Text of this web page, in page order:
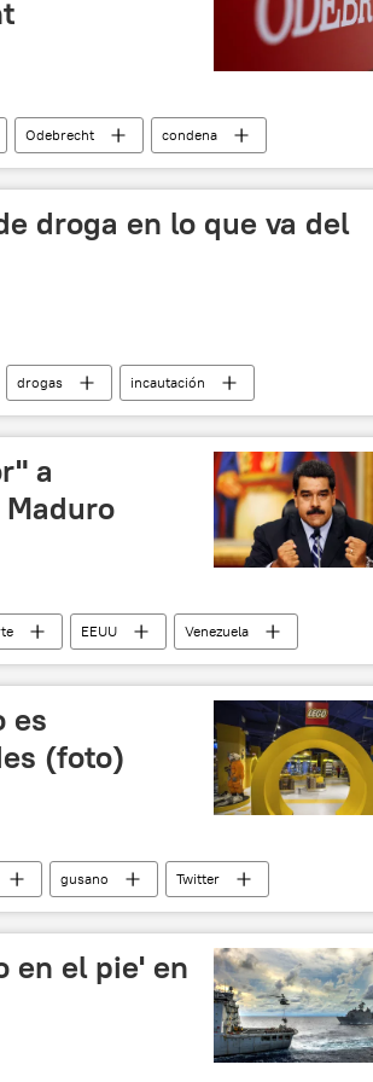
Odebrecht
condena
droga en lo que va del
drogas
incautación
a
EEUU
Venezuela
noticias
es
(foto)
gusano
Twitter
en el pie' en